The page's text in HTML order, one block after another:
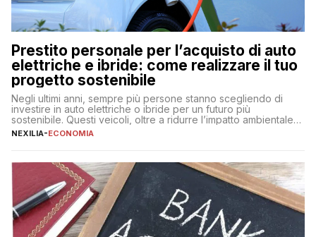
Prestito personale per l’acquisto di auto
elettriche e ibride: come realizzare il tuo
progetto sostenibile
Negli ultimi anni, sempre più persone stanno scegliendo di
investire in auto elettriche o ibride per un futuro più
sostenibile. Questi veicoli, oltre a ridurre l’impatto ambientale,
offrono vantaggi economici a lungo termine, come minori costi
fare se non […]
NEXILIA-ECONOMIA